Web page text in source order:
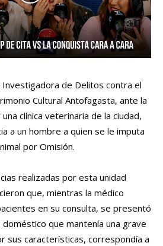
Investigadora de Delitos contra el
Cultural Antofagasta, ante la
clínica veterinaria de la ciudad,
a un hombre a quien se le imputa
por Omisión.
realizadas por esta unidad
que, mientras la médico
en su consulta, se presentó
doméstico que mantenía una grave
sus características, correspondía a